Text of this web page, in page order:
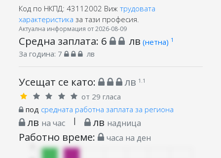
Код по НКПД: 43112002 Виж трудовата
характеристика за тази професия.
Актуална информация от 2026-08-09
Средна заплата: 6 лв (нетна) 1
За година: 7 лв
Усещат се като: лв 1.1
от 29 гласа
под средната работна заплата за региона
лв на час | лв надница
Работно време: часа на ден